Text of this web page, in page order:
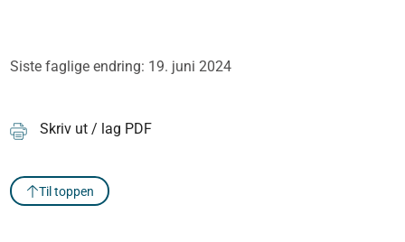
Siste faglige endring: 19. juni 2024
Skriv ut / lag PDF
Til toppen